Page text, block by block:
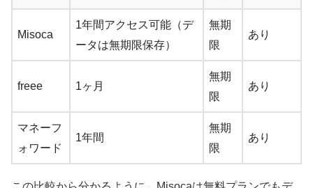
Misoca
1年間アクセス可能（デ
ータは無期限保存）
無期
限
あり
freee 1ヶ月
無期
限
あり
マネーフ
ォワード
1年間
無期
限
あり